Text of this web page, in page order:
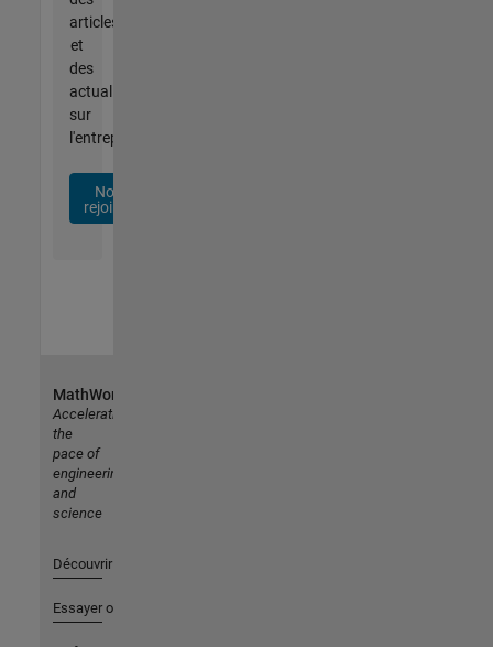
articles
et
des
actualités
sur
l'entreprise.
Nous
rejoindre
MathWorks
Accelerating
the
pace of
engineering
and
science
Découvrir les produits
Essayer ou acheter